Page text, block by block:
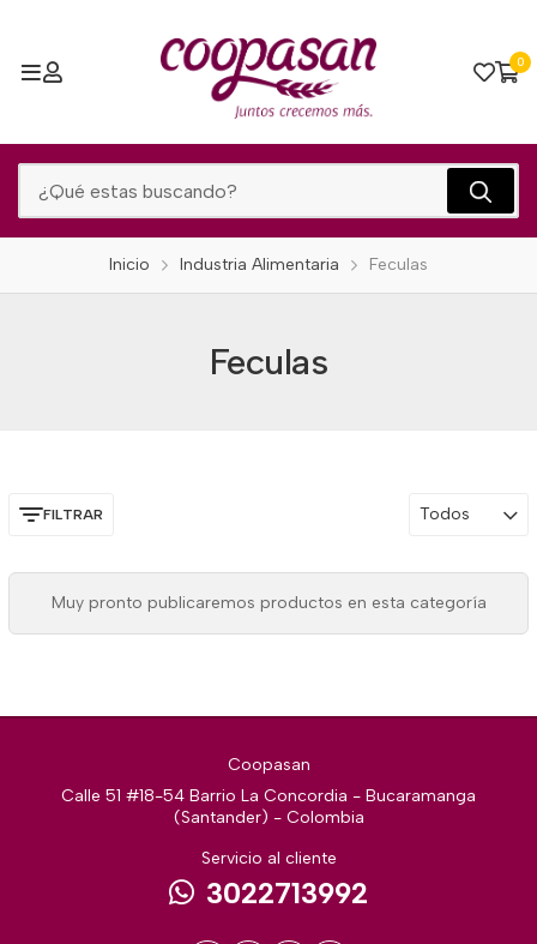
0
Inicio Industria Alimentaria Feculas
Feculas
FILTRAR Todos
Muy pronto publicaremos productos en esta categoría
Coopasan
Calle 51 #18-54 Barrio La Concordia - Bucaramanga
(Santander) - Colombia
Servicio al cliente
3022713992